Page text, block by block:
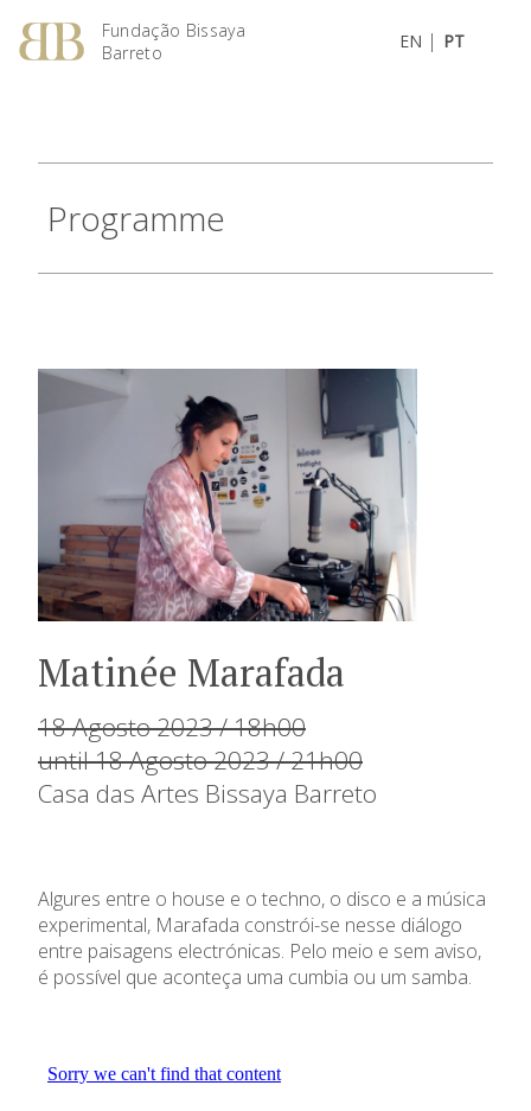
Fundação Bissaya
Barreto
EN | PT
Programme
Matinée Marafada
18 Agosto 2023 / 18h00
until 18 Agosto 2023 / 21h00
Casa das Artes Bissaya Barreto
Algures entre o house e o techno, o disco e a música
experimental, Marafada constrói-se nesse diálogo
entre paisagens electrónicas. Pelo meio e sem aviso,
é possível que aconteça uma cumbia ou um samba.